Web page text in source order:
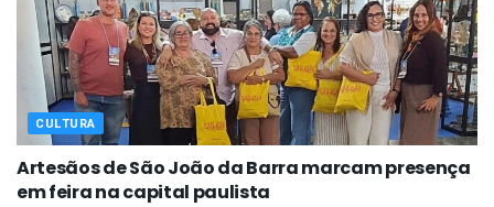
CULTURA
Artesãos de São João da Barra marcam presença
em feira na capital paulista